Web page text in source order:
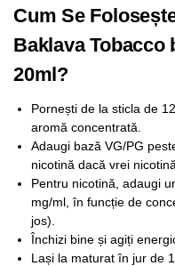
Cum Se
Baklava Tobacco
20ml?
Pornești de la sticla de
aromă concentrată.
Adaugi bază VG/PG
nicotină dacă vrei
Pentru nicotină, adaugi
mg/ml, în funcție de
jos).
Închizi bine și agiți
Lași la maturat în jur de